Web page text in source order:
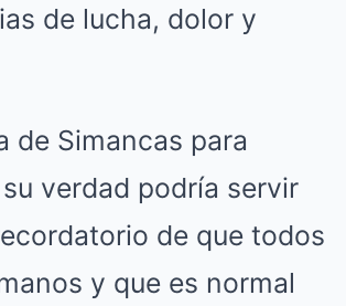
de lucha, dolor y
de Simancas para
verdad podría servir
de que todos
y que es normal